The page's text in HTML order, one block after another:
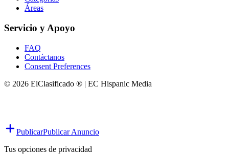
Áreas
Servicio y Apoyo
FAQ
Contáctanos
Consent Preferences
© 2026 ElClasificado ® | EC Hispanic Media
PublicarPublicar Anuncio
Tus opciones de privacidad